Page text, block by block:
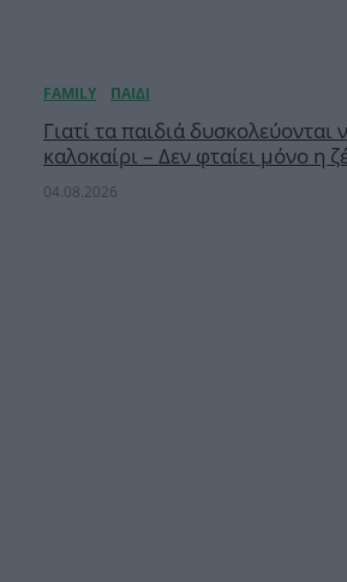
Γιατί τα παιδιά δυσκολεύονται
καλοκαίρι – Δεν φταίει μόνο η
04.08.2026